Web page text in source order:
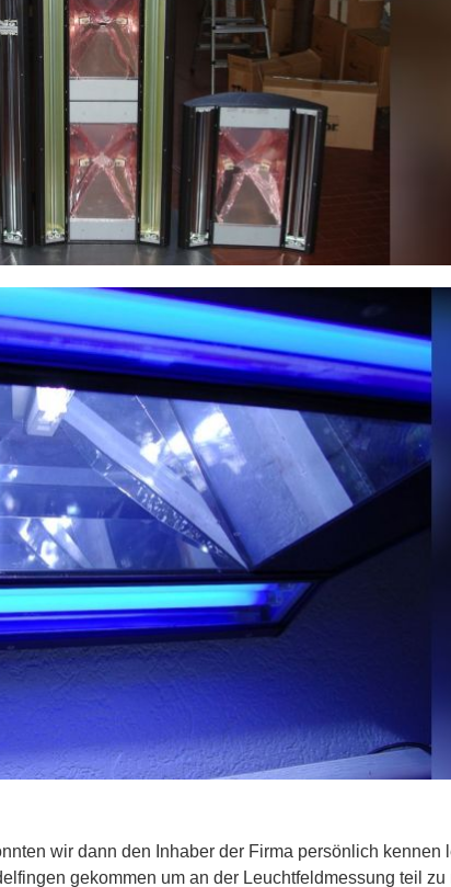
wir dann den Inhaber der Firma persönlich kennen
gekommen um an der Leuchtfeldmessung teil zu